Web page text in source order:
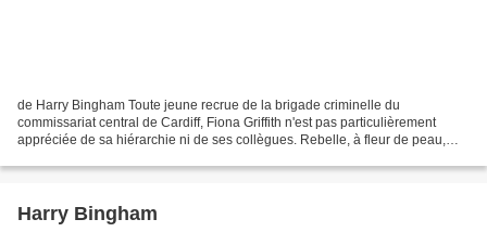
de Harry Bingham Toute jeune recrue de la brigade criminelle du
commissariat central de Cardiff, Fiona Griffith n'est pas particulièrement
appréciée de sa hiérarchie ni de ses collègues. Rebelle, à fleur de peau,
Harry Bingham